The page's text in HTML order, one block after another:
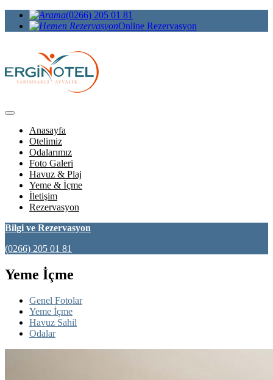
(0266) 205 01 81
Online Rezervasyon
Anasayfa
Otelimiz
Odalarımız
Foto Galeri
Havuz & Plaj
Yeme & İçme
İletişim
Rezervasyon
Bilgi ve Rezervasyon
(0266) 205 01 81
Yeme İçme
Genel Fotolar
Yeme İçme
Havuz Sahil
Odalar